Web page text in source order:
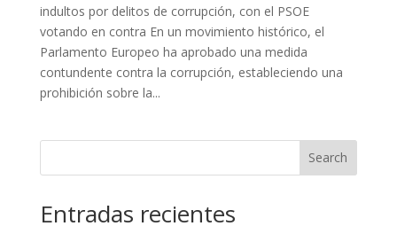
indultos por delitos de corrupción, con el PSOE
votando en contra En un movimiento histórico, el
Parlamento Europeo ha aprobado una medida
contundente contra la corrupción, estableciendo una
prohibición sobre la...
Search
Entradas recientes